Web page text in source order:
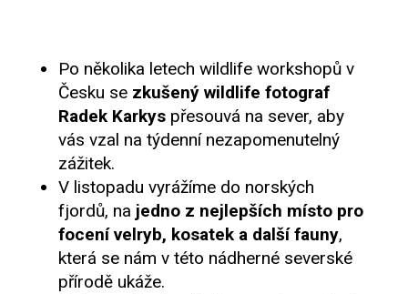
Po několika letech wildlife workshopů v
Česku se zkušený wildlife fotograf
Radek Karkyspřesouvá na sever, aby
vás vzal na týdenní nezapomenutelný
zážitek.
V listopadu vyrážíme do norských
fjordů, na jedno z nejlepších místo pro
focení velryb, kosatek a další fauny,
která se nám v této nádherné severské
přírodě ukáže.